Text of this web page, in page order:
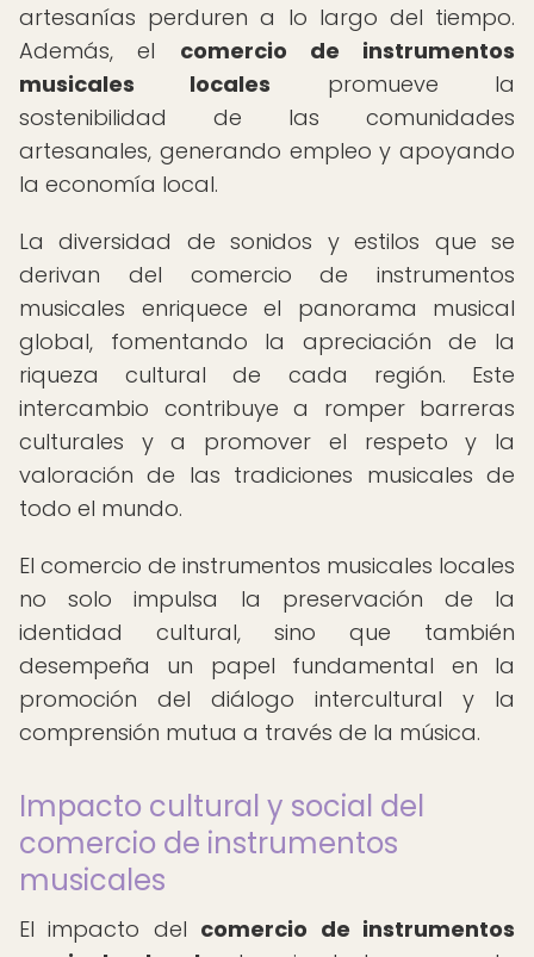
artesanías perduren a lo largo del tiempo.
Además, el comercio de instrumentos
musicales locales promueve la
sostenibilidad de las comunidades
artesanales, generando empleo y apoyando
la economía local.
La diversidad de sonidos y estilos que se
derivan del comercio de instrumentos
musicales enriquece el panorama musical
global, fomentando la apreciación de la
riqueza cultural de cada región. Este
intercambio contribuye a romper barreras
culturales y a promover el respeto y la
valoración de las tradiciones musicales de
todo el mundo.
El comercio de instrumentos musicales locales
no solo impulsa la preservación de la
identidad cultural, sino que también
desempeña un papel fundamental en la
promoción del diálogo intercultural y la
comprensión mutua a través de la música.
Impacto cultural y social del
comercio de instrumentos
musicales
El impacto del comercio de instrumentos